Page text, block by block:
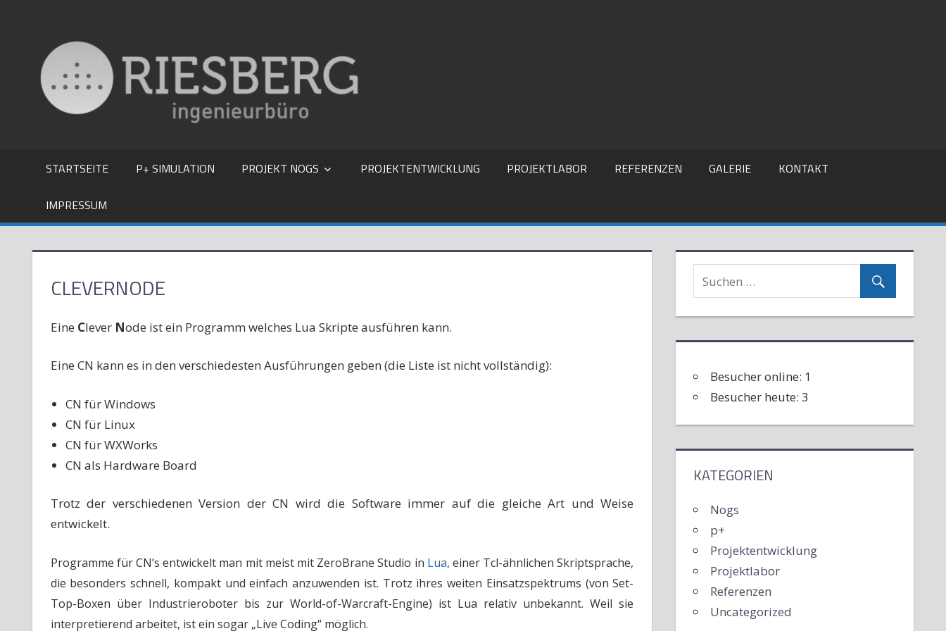
springen
STARTSEITE P+ SIMULATION PROJEKT NOGS PROJEKTENTWICKLUNG PROJEKTLABOR REFERENZEN GALERIE KONTAKT
IMPRESSUM
CLEVERNODE
Eine Clever Node ist ein Programm welches Lua Skripte ausführen kann.
Eine CN kann es in den verschiedesten Ausführungen geben (die Liste ist nicht vollständig):
CN für Windows
CN für Linux
CN für WXWorks
CN als Hardware Board
Trotz der verschiedenen Version der CN wird die Software immer auf die gleiche Art und Weise
entwickelt.
Programme für CN’s entwickelt man mit meist mit ZeroBrane Studio in Lua, einer Tcl-ähnlichen Skriptsprache,
die besonders schnell, kompakt und einfach anzuwenden ist. Trotz ihres weiten Einsatzspektrums (von Set-
Top-Boxen über Industrieroboter bis zur World-of-Warcraft-Engine) ist Lua relativ unbekannt. Weil sie
interpretierend arbeitet, ist ein sogar „Live Coding“ möglich.
Besucher online: 1
Besucher heute:3
KATEGORIEN
Nogs
p+
Projektentwicklung
Projektlabor
Referenzen
Uncategorized